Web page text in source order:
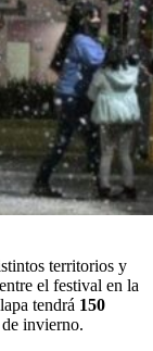
territorios y
el festival en la
tendrá 150
de invierno.